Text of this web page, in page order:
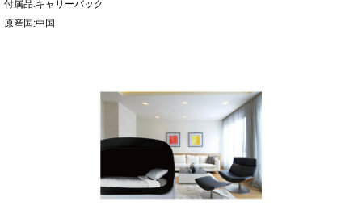
付属品:キャリーバック
原産国:中国